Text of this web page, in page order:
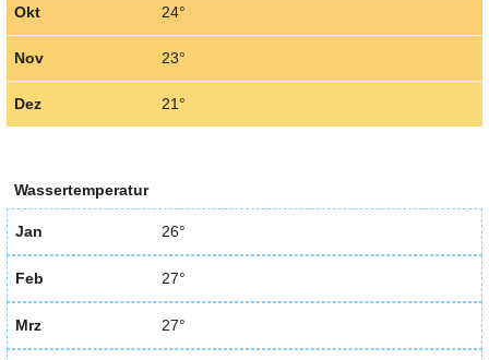
Okt 24°
Nov 23°
Dez 21°
Wassertemperatur
Jan 26°
Feb 27°
Mrz 27°